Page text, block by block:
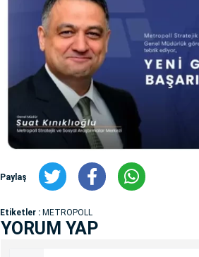
Paylaş
Etiketler : METROPOLL
YORUM YAP